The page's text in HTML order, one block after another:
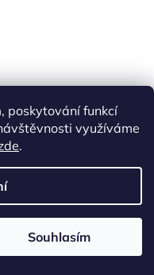
poskytování funkcí
využíváme
.
Souhlasím
práva vyhrazena.